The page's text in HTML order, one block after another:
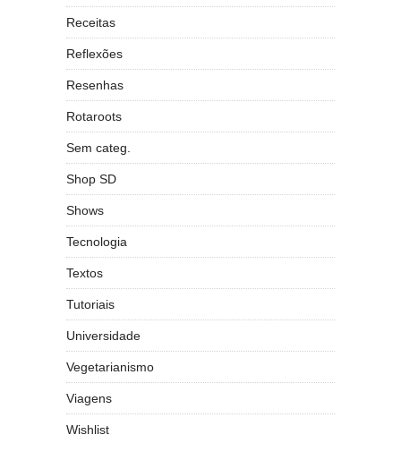
Receitas
Reflexões
Resenhas
Rotaroots
Sem categ.
Shop SD
Shows
Tecnologia
Textos
Tutoriais
Universidade
Vegetarianismo
Viagens
Wishlist